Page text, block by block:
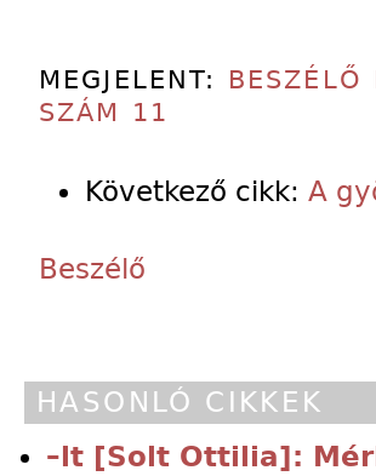
MEGJELENT: BESZÉLŐ
SZÁM 11
Következő cikk: A
Beszélő
HASONLÓ CIKKEK
–lt [Solt Ottilia]: